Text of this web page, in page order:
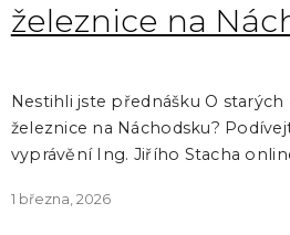
železnice na
Nestihli jste přednášku O starých
železnice na Náchodsku?
vyprávění Ing. Jiřího Stacha
1 března, 2026